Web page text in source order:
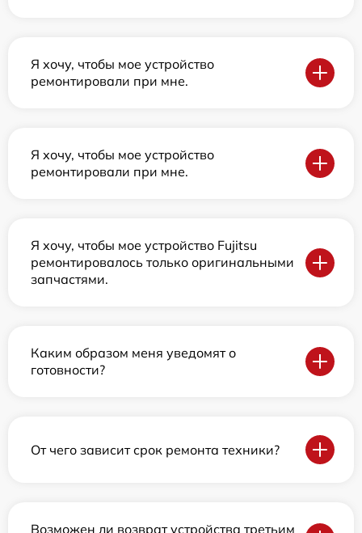
Я хочу, чтобы мое устройство
ремонтировали при мне.
Я хочу, чтобы мое устройство
ремонтировали при мне.
Я хочу, чтобы мое устройство Fujitsu
ремонтировалось только оригинальными
запчастями.
Каким образом меня уведомят о
готовности?
От чего зависит срок ремонта техники?
Возможен ли возврат устройства третьим